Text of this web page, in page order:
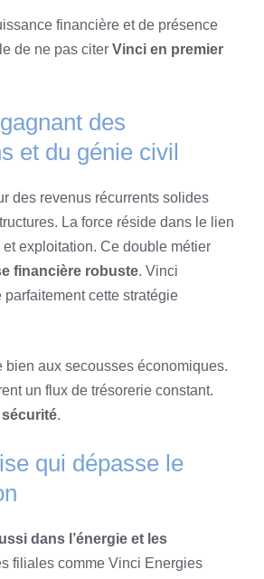
financière et de présence
de ne pas citer Vinci en premier
des
et du génie civil
des revenus récurrents solides
La force réside dans le lien
exploitation. Ce double métier
financière robuste. Vinci
cette stratégie
bien aux secousses économiques.
un flux de trésorerie constant.
.
qui dépasse le
dans l’énergie et les
filiales comme Vinci Energies